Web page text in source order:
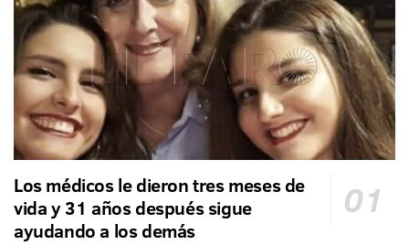
Los médicos le dieron tres meses de
vida y 31 años después sigue
ayudando a los demás